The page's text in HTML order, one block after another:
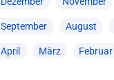
September August
April März Februar